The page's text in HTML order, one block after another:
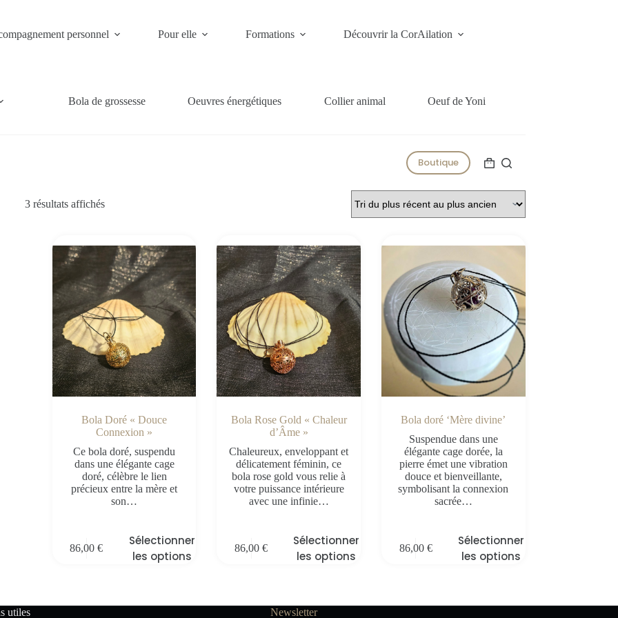
personnel Pour elle Formations Découvrir la CorAilation
Bola de grossesse Oeuvres énergétiques Collier animal Oeuf de Yoni
Boutique
Panier
3 résultats affichésTrié
plus
ancien
Bola Doré « Douce
Connexion »
Ce bola doré, suspendu
dans une élégante cage
doré, célèbre le lien
précieux entre la mère et
son…
86,00€
Sélectionner
les options
Bola Rose Gold « Chaleur
d’Âme »
Chaleureux, enveloppant et
délicatement féminin, ce
bola rose gold vous relie à
votre puissance intérieure
avec une infinie…
86,00€
Sélectionner
les options
Bola doré ‘Mère divine’
Suspendue dans une
élégante cage dorée, la
pierre émet une vibration
douce et bienveillante,
symbolisant la connexion
sacrée…
86,00 €
Sélectionner
les options
utiles Newsletter